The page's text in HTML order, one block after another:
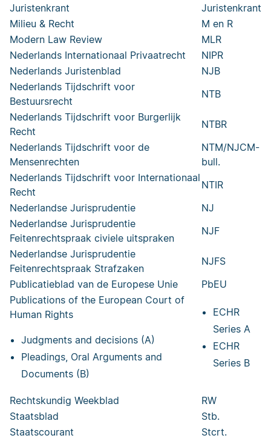
Juristenkrant
Juristenkrant
Milieu & Recht
M en R
Modern Law Review
MLR
Nederlands Internationaal Privaatrecht
NIPR
Nederlands Juristenblad
NJB
Nederlands Tijdschrift voor
Bestuursrecht
NTB
Nederlands Tijdschrift voor Burgerlijk
Recht
NTBR
Nederlands Tijdschrift voor de
Mensenrechten
NTM/NJCM-
bull.
Nederlands Tijdschrift voor Internationaal
Recht
NTIR
Nederlandse Jurisprudentie
NJ
Nederlandse Jurisprudentie
Feitenrechtspraak civiele uitspraken
NJF
Nederlandse Jurisprudentie
Feitenrechtspraak Strafzaken
NJFS
Publicatieblad van de Europese Unie
PbEU
Publications of the European Court of
Human Rights
Judgments and decisions (A)
Pleadings, Oral Arguments and
Documents (B)
ECHR
Series A
ECHR
Series B
Rechtskundig Weekblad
RW
Staatsblad
Stb.
Staatscourant
Stcrt.